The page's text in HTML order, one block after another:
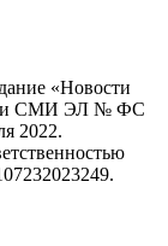
«Новости
СМИ ЭЛ № ФС
2022.